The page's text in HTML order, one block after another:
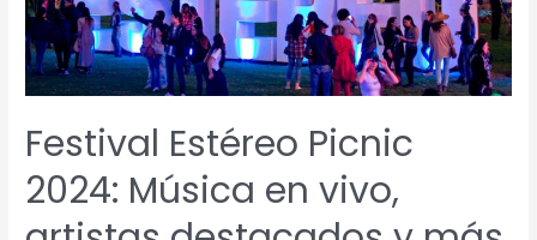
Festival Estéreo Picnic
2024: Música en vivo,
artistas
destacados
y
más